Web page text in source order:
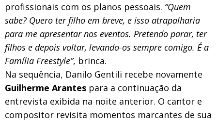
profissionais com os planos pessoais. “Quem
sabe? Quero ter filho em breve, e isso atrapalharia
para me apresentar nos eventos. Pretendo parar, ter
filhos e depois voltar, levando-os sempre comigo. É a
Família Freestyle”, brinca.
Na sequência, Danilo Gentili recebe novamente
Guilherme Arantes para a continuação da
entrevista exibida na noite anterior. O cantor e
compositor revisita momentos marcantes de sua